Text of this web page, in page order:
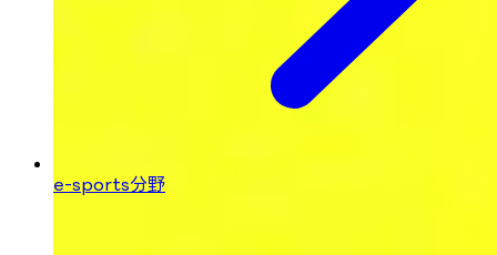
e-sports分野